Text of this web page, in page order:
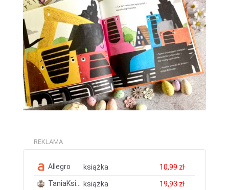
REKLAMA
Allegro książka
10,99 zł
TaniaKsiazka.pl
książka
19,93 zł